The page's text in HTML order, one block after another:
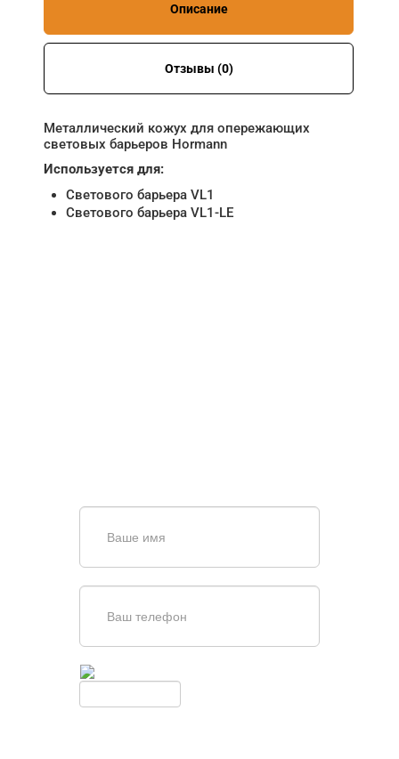
Описание
Отзывы (0)
Металлический кожух для опережающих
световых барьеров Hormann
Используется для:
Светового барьера VL1
Светового барьера VL1-LE